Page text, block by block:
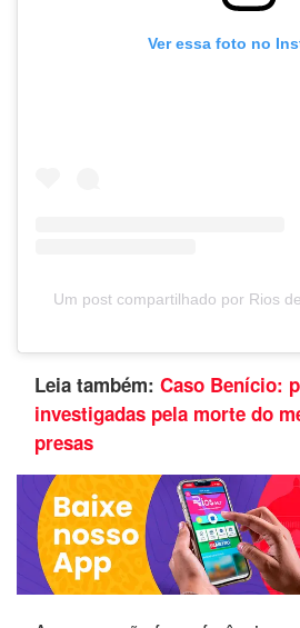
Ver essa foto no
Leia também: Caso Benício:
investigadas pela morte do
presas